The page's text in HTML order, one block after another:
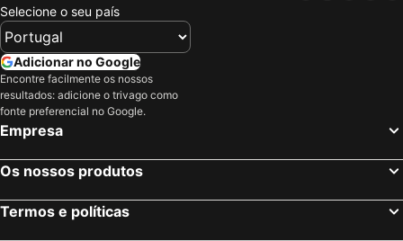
Selecione o seu país
Adicionar no Google
Encontre facilmente os nossos
resultados: adicione o trivago como
fonte preferencial no Google.
Empresa
Os nossos produtos
Termos e políticas